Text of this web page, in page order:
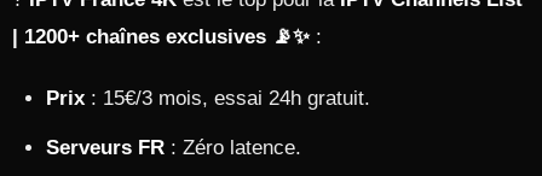
| 1200+ chaînes exclusives 📡✨ :
Prix : 15€/3 mois, essai 24h gratuit.
Serveurs FR : Zéro latence.